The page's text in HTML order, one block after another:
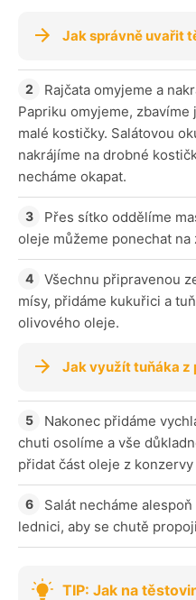
Jak správně uvařit
Rajčata omyjeme a
Papriku omyjeme, zbavíme
malé kostičky. Salátovou
nakrájíme na drobné
necháme okapat.
Přes sítko oddělíme
oleje můžeme ponechat
Všechnu připravenou
mísy, přidáme kukuřici a
olivového oleje.
Jak využít tuňáka z
Nakonec přidáme
chuti osolíme a vše
přidat část oleje z
Salát necháme
lednici, aby se chutě
TIP: Jak na